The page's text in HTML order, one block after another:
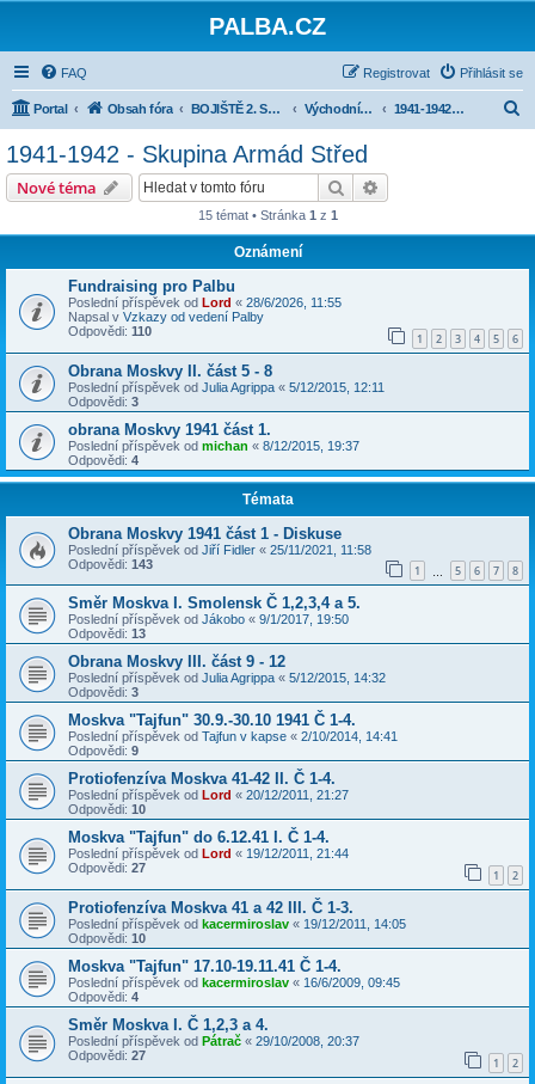
PALBA.CZ
FAQ Přihlásit se
Registrovat
Portal Obsah fóra BOJIŠTĚ 2. SVĚTOVÉ VÁLKY Východní fronta 1941-1942 - Skupina Armád Střed
1941-1942 - Skupina Armád Střed
Nové téma Hledat
15 témat • Stránka 1 z 1
Oznámení
Fundraising pro Palbu
Poslední příspěvek od Lord « 28/6/2026, 11:55
Napsal v Vzkazy od vedení Palby
Odpovědi: 110 1 2 3 4 5 6
Obrana Moskvy II. část 5 - 8
Poslední příspěvek od Julia Agrippa « 5/12/2015, 12:11
Odpovědi: 3
obrana Moskvy 1941 část 1.
Poslední příspěvek od michan « 8/12/2015, 19:37
Odpovědi: 4
Témata
Obrana Moskvy 1941 část 1 - Diskuse
Poslední příspěvek od Jiří Fidler « 25/11/2021, 11:58
Odpovědi: 143 1 5 6 7 8
Směr Moskva I. Smolensk Č 1,2,3,4 a 5.
Poslední příspěvek od Jákobo « 9/1/2017, 19:50
Odpovědi: 13
Obrana Moskvy III. část 9 - 12
Poslední příspěvek od Julia Agrippa « 5/12/2015, 14:32
Odpovědi: 3
Moskva "Tajfun" 30.9.-30.10 1941 Č 1-4.
Poslední příspěvek od Tajfun v kapse « 2/10/2014, 14:41
Odpovědi: 9
Protiofenzíva Moskva 41-42 II. Č 1-4.
Poslední příspěvek od Lord « 20/12/2011, 21:27
Odpovědi: 10
Moskva "Tajfun" do 6.12.41 I. Č 1-4.
Poslední příspěvek od Lord « 19/12/2011, 21:44
Odpovědi: 27 1 2
Protiofenzíva Moskva 41 a 42 III. Č 1-3.
Poslední příspěvek od kacermiroslav « 19/12/2011, 14:05
Odpovědi: 10
Moskva "Tajfun" 17.10-19.11.41 Č 1-4.
Poslední příspěvek od kacermiroslav « 16/6/2009, 09:45
Odpovědi: 4
Směr Moskva I. Č 1,2,3 a 4.
Poslední příspěvek od Pátrač « 29/10/2008, 20:37
Odpovědi: 27 1 2